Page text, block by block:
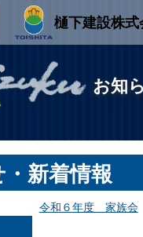
お知
樋󠄀下建設株
新着情報
令和６年度 家族会